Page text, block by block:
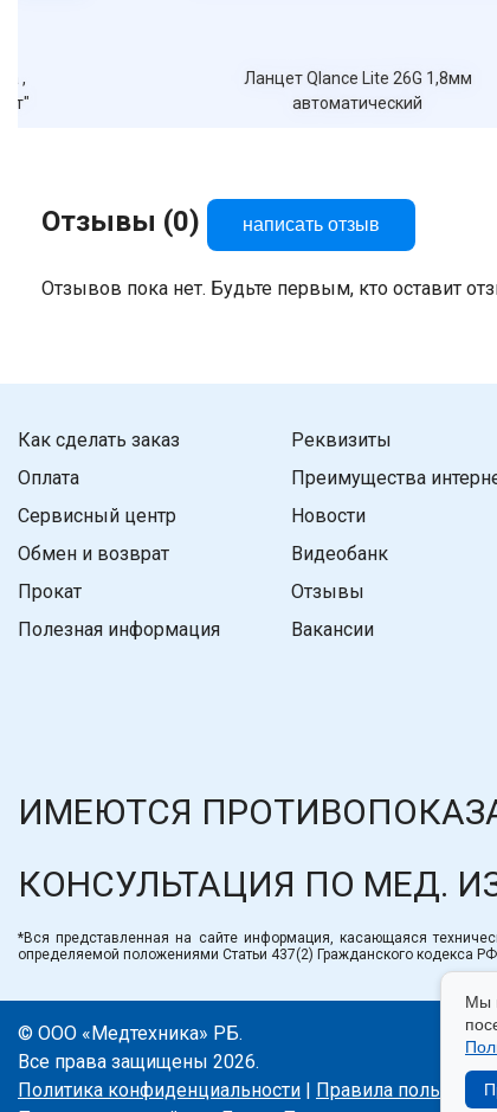
,
Ланцет Qlance Lite 26G 1,8мм
автоматический
Отзывы (0) написать отзыв
Отзывов пока нет. Будьте первым, кто оставит
Как сделать заказ
Оплата
Сервисный центр
Обмен и возврат
Прокат
Полезная информация
Реквизиты
Преимущества
Новости
Видеобанк
Отзывы
Вакансии
ИМЕЮТСЯ
КОНСУЛЬТАЦИЯ ПО МЕД.
*Вся представленная на сайте информация, касающаяся
определяемой положениями Статьи 437(2) Гражданского кодекса
© ООО «Медтехника» РБ.
Все права защищены 2026.
Политика конфиденциальности | Правила
Мы